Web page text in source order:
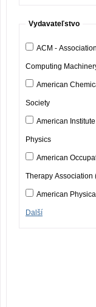
Vydavateľstvo
ACM -
Computing
American
Society
American
Physics
American
Therapy Association
American
Další